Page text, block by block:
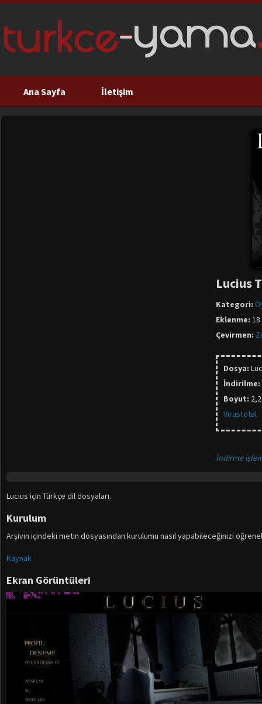
Ana Sayfa İletişim
Lucius
Kategori:
Eklenme:
Çevirmen:
Dosya:
İndirilme:
Boyut:
Virustotal
İndirme
Lucius için Türkçe dil dosyaları.
Kurulum
Arşivin içindeki metin dosyasından kurulumu nasıl yapabileceğinizi
Kaynak
Ekran Görüntüleri